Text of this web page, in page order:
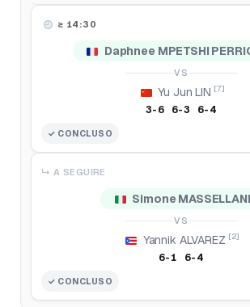
≥ 14:30
Daphnee MPETSHI
VS
Yu Jun LIN [7]
3-6 6-3 6-4
✓ CONCLUSO
↳ A SEGUIRE
Simone MASSELLANI
VS
Yannik ALVAREZ [2]
6-1 6-4
✓ CONCLUSO